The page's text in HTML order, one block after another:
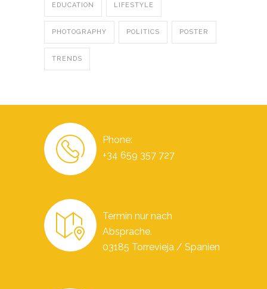
EDUCATION LIFESTYLE
PHOTOGRAPHY POLITICS POSTER
TRENDS
Phone:
+34 659 357 727
Termin nur nach
Absprache.
03185 Torrevieja / Spanien